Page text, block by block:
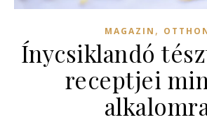
MAGAZIN ,
Ínycsiklandó
receptjei